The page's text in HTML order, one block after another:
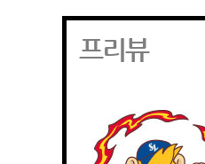
프리뷰